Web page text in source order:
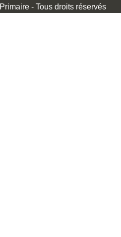
Primaire - Tous droits réservés